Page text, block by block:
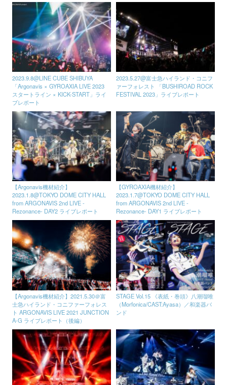
2023.9.8@LINE CUBE SHIBUYA
「Argonavis × GYROAXIA LIVE 2023
スタートライン × KICK-START」ライ
ブレポート
2023.5.27@富士急ハイランド・コニフ
ァーフォレスト 「BUSHIROAD ROCK
FESTIVAL 2023」ライブレポート
【Argonavis機材紹介】
2023.1.8@TOKYO DOME CITY HALL
from ARGONAVIS 2nd LIVE -
Rezonance- DAY2 ライブレポート
【GYROAXIA機材紹介】
2023.1.7@TOKYO DOME CITY HALL
from ARGONAVIS 2nd LIVE -
Rezonance- DAY1 ライブレポート
【Argonavis機材紹介】2021.5.30＠富
士急ハイランド・コニファーフォレス
ト ARGONAVIS LIVE 2021 JUNCTION
A-G ライブレポート（後編）
STAGE Vol.15 《表紙・巻頭》八潮瑠唯
（Morfonica/CAST:Ayasa）／和楽器バ
ンド